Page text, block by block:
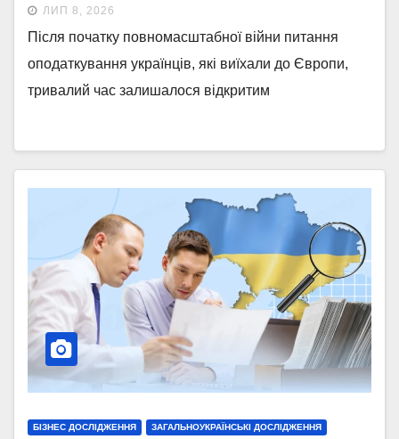
ЛИП 8, 2026
Після початку повномасштабної війни питання
оподаткування українців, які виїхали до Європи,
тривалий час залишалося відкритим
БІЗНЕС ДОСЛІДЖЕННЯ ЗАГАЛЬНОУКРАЇНСЬКІ ДОСЛІДЖЕННЯ